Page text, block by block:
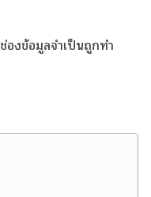
ช่องข้อมูลจำเป็นถูกทำ